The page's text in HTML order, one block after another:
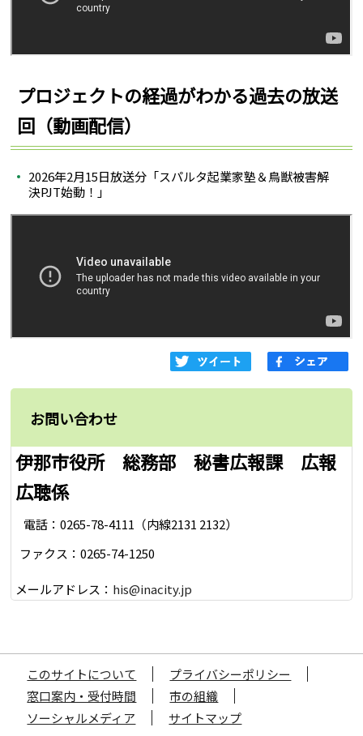
プロジェクトの経過がわかる過去の放送
回（動画配信）
2026年2月15日放送分「スパルタ起業家塾＆鳥獣被害解
決PJT始動！」
お問い合わせ
伊那市役所 総務部 秘書広報課 広報
広聴係
電話：0265-78-4111（内線2131 2132）
ファクス：0265-74-1250
メールアドレス： his@inacity.jp
このサイトについて
プライバシーポリシー
窓口案内・受付時間
市の組織
ソーシャルメディア
サイトマップ